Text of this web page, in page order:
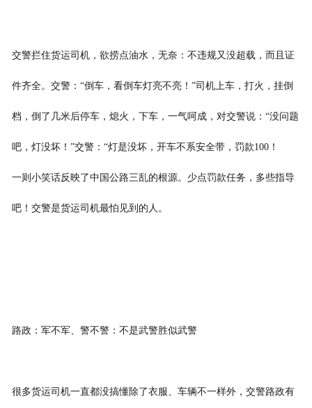
交警拦住货运司机，欲捞点油水，无奈：不违规又没超载，而且证
件齐全。交警：“倒车，看倒车灯亮不亮！”司机上车，打火，挂倒
档，倒了几米后停车，熄火，下车，一气呵成，对交警说：“没问题
吧，灯没坏！”交警：“灯是没坏，开车不系安全带，罚款100！
一则小笑话反映了中国公路三乱的根源。少点罚款任务，多些指导
吧！交警是货运司机最怕见到的人。
路政：军不军、警不警：不是武警胜似武警
很多货运司机一直都没搞懂除了衣服、车辆不一样外，交警路政有